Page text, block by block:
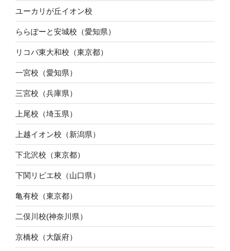
ユーカリが丘イオン校
ららぽーと安城校（愛知県）
リコパ東大和校（東京都）
一宮校（愛知県）
三宮校（兵庫県）
上尾校（埼玉県）
上越イオン校（新潟県）
下北沢校（東京都）
下関リピエ校（山口県）
亀有校（東京都）
二俣川校(神奈川県）
京橋校（大阪府）